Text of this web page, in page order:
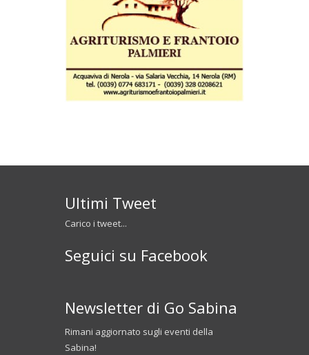
Ultimi Tweet
Carico i tweet...
Seguici su Facebook
Newsletter di Go Sabina
Rimani aggiornato sugli eventi della
Sabina!